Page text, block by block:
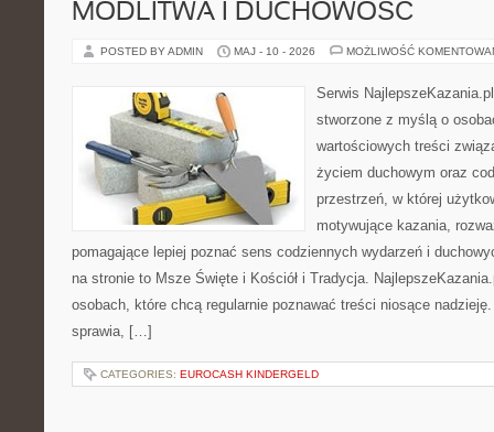
MODLITWA I DUCHOWOŚĆ
POSTED BY ADMIN MAJ - 10 - 2026 MOŻLIWOŚĆ
Serwis
stworzone z myślą o
wartościowych treści
życiem duchowym oraz
przestrzeń, w której
motywujące kazania,
pomagające lepiej poznać sens codziennych wydarzeń i
na stronie to Msze Święte i Kościół i Tradycja.
osobach, które chcą regularnie poznawać treści niosące nadzieję.
sprawia, […]
CATEGORIES: EUROCASH KINDERGELD